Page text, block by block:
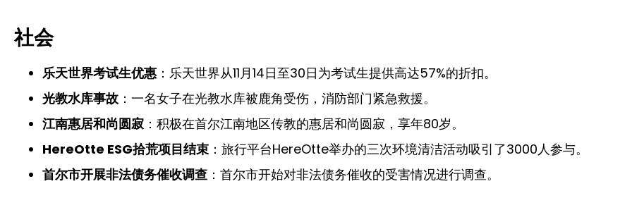
社会
乐天世界考试生优惠：乐天世界从11月14日至30日为考试生提供高达57%的折扣。
光教水库事故：一名女子在光教水库被鹿角受伤，消防部门紧急救援。
江南惠居和尚圆寂：积极在首尔江南地区传教的惠居和尚圆寂，享年80岁。
HereOtte ESG拾荒项目结束 ：旅行平台HereOtte举办的三次环境清洁活动吸引了3000人参与。
首尔市开展非法债务催收调查 ：首尔市开始对非法债务催收的受害情况进行调查。